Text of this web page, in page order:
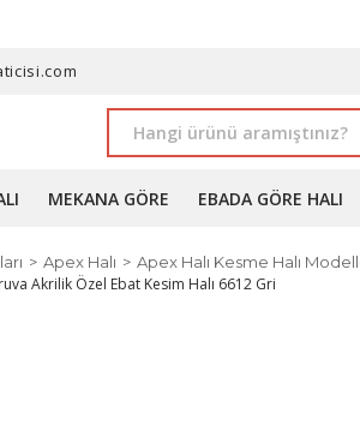
MEKANA GÖRE EBADA GÖRE HALI
Apex Halı Apex Halı Kesme Halı